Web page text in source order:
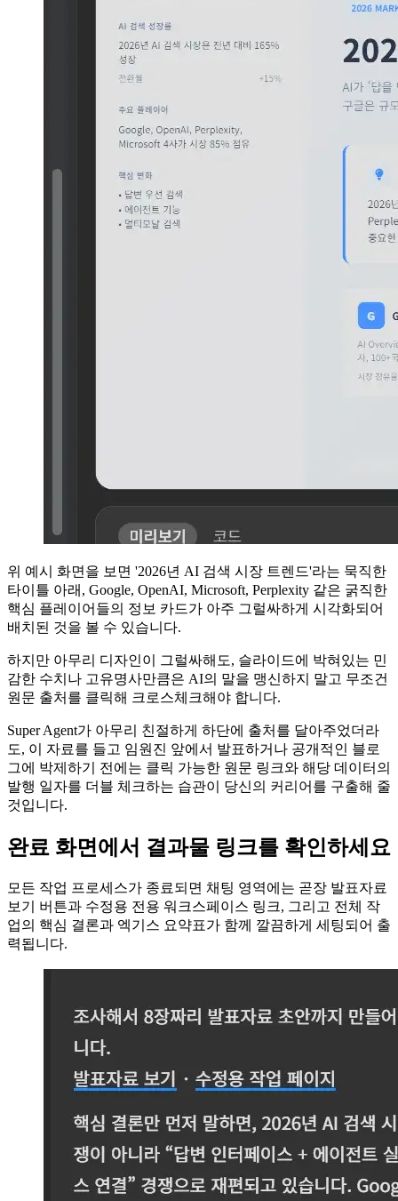
위 예시 화면을 보면 '2026년 AI 검색 시장 트렌드'라는 묵직한
타이틀 아래, Google, OpenAI, Microsoft, Perplexity 같은 굵직한
핵심 플레이어들의 정보 카드가 아주 그럴싸하게 시각화되어
배치된 것을 볼 수 있습니다.
하지만 아무리 디자인이 그럴싸해도, 슬라이드에 박혀있는 민
감한 수치나 고유명사만큼은 AI의 말을 맹신하지 말고 무조건
원문 출처를 클릭해 크로스체크해야 합니다.
Super Agent가 아무리 친절하게 하단에 출처를 달아주었더라
도, 이 자료를 들고 임원진 앞에서 발표하거나 공개적인 블로
그에 박제하기 전에는 클릭 가능한 원문 링크와 해당 데이터의
발행 일자를 더블 체크하는 습관이 당신의 커리어를 구출해 줄
것입니다.
완료 화면에서 결과물 링크를 확인하세요
모든 작업 프로세스가 종료되면 채팅 영역에는 곧장 발표자료
보기 버튼과 수정용 전용 워크스페이스 링크, 그리고 전체 작
업의 핵심 결론과 엑기스 요약표가 함께 깔끔하게 세팅되어 출
력됩니다.